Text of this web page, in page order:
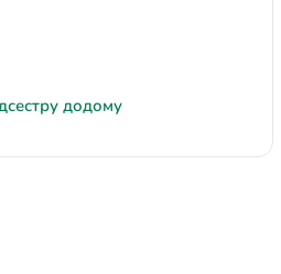
додому